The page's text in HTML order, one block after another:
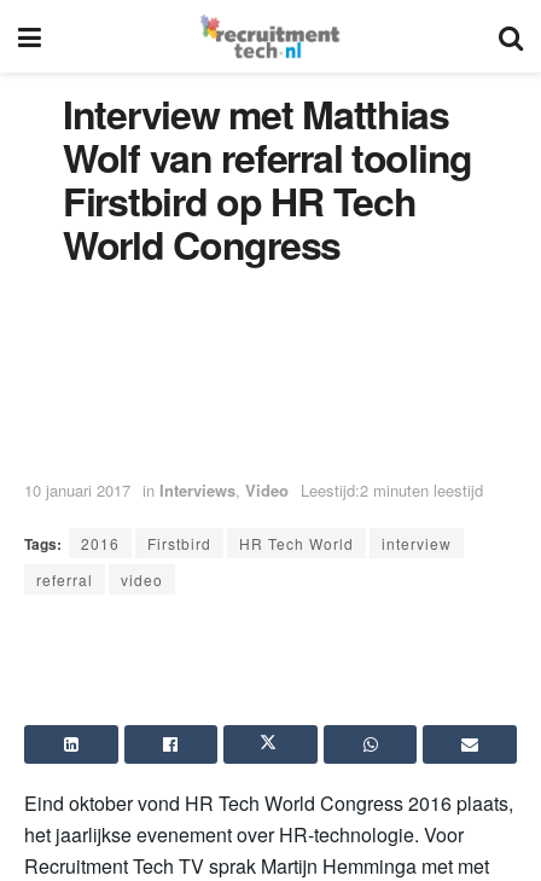
Interview met Matthias
Wolf van referral tooling
Firstbird op HR Tech
World Congress
10 januari 2017 in Interviews, Video Leestijd:2 minuten leestijd
Tags: 2016 Firstbird HR Tech World
interview
referral
video
Eind oktober vond HR Tech World Congress 2016 plaats,
het jaarlijkse evenement over HR-technologie. Voor
Recruitment Tech TV sprak Martijn Hemminga met met